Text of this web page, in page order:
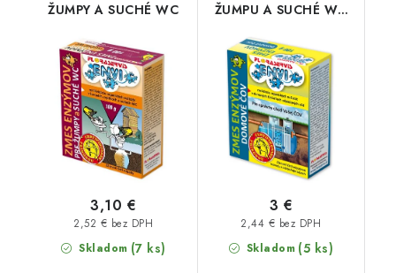
ŽUMPY A SUCHÉ WC
Skladom (7 ks)
2,52 € bez DPH
3,10 €
ŽUMPU A SUCHÉ WC
Skladom (5 ks)
2,44 € bez DPH
3 €